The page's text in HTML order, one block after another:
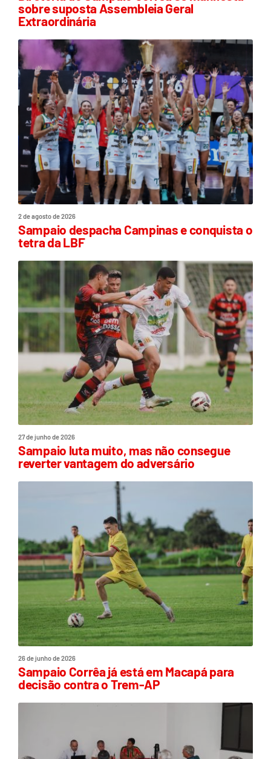
sobre suposta Assembleia Geral
Extraordinária
2 de agosto de 2026
Sampaio despacha Campinas e conquista o
tetra da LBF
27 de junho de 2026
Sampaio luta muito, mas não consegue
reverter vantagem do adversário
26 de junho de 2026
Sampaio Corrêa já está em Macapá para
decisão contra o Trem-AP